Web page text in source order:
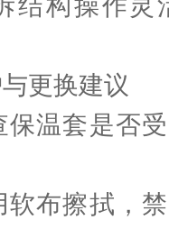
构操作灵
更换建议
套是否受
擦拭，禁